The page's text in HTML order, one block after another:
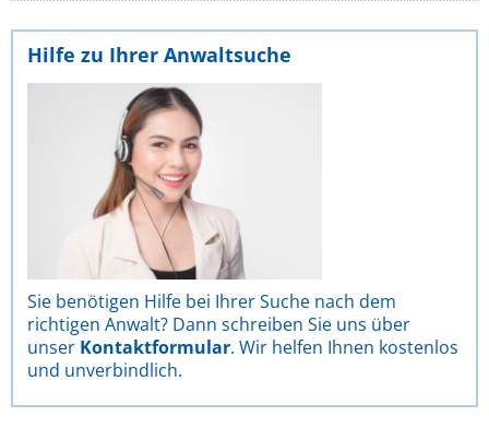
Hilfe zu Ihrer Anwaltsuche
Sie benötigen Hilfe bei Ihrer Suche nach dem
richtigen Anwalt? Dann schreiben Sie uns über
unser Kontaktformular. Wir helfen Ihnen kostenlos
und unverbindlich.